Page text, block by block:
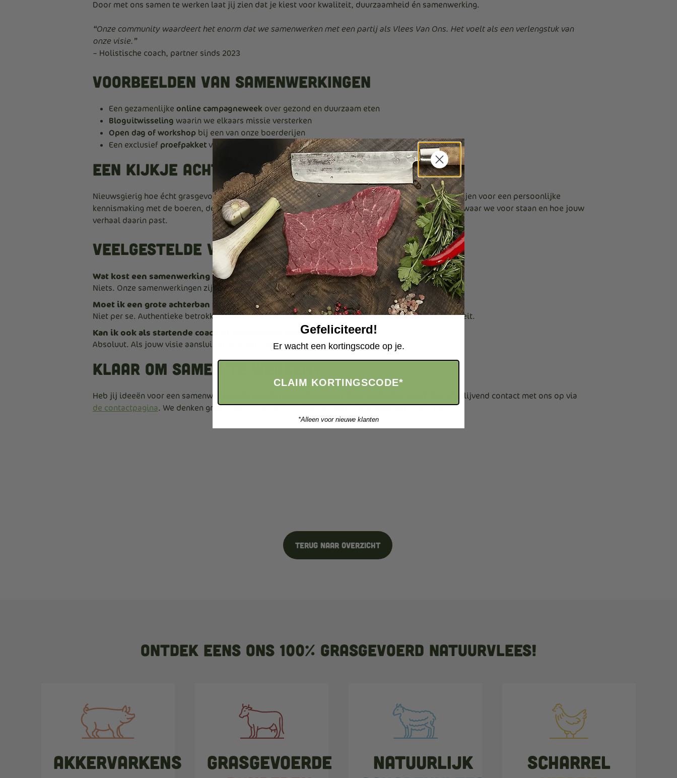
Door met ons samen te werken laat jij zien dat je kiest voor kwaliteit, duurzaamheid én samenwerking.
“Onze community waardeert het enorm dat we samenwerken met een partij als Vlees Van Ons. Het voelt als een verlengstuk van
onze visie.”
– Holistische coach, partner sinds 2023
Voorbeelden van samenwerkingen
Een gezamenlijke online campagneweekover gezond en duurzaam eten
Bloguitwisseling waarin we elkaars missie versterken
Open dag of workshop bij een van onze boerderijen
Een exclusief proefpakketvoor jouw klanten of volgers
Een kijkje achter de schermen
Nieuwsgierig hoe écht grasgevoerd vlees wordt geproduceerd? We nodigen je uit op onze boerderijen voor een persoonlijke
kennismaking met de boeren, de dieren en de manier waarop wij werken. Zo ervaar je van dichtbij waar we voor staan en hoe jouw
verhaal daarin past.
Veelgestelde vragen (FAQ)
Wat kost een samenwerking met Vlees Van Ons?
Niets. Onze samenwerkingen zijn coöperatief en gebaseerd op waarde-uitwisseling, niet op geld.
Moet ik een grote achterban hebben?
Niet per se. Authentieke betrokkenheid vinden wij belangrijker dan bereik. Kwaliteit boven kwantiteit.
Kan ik ook als startende coach of ondernemer samenwerken?
Absoluut. Als jouw visie aansluit bij die van ons, gaan we graag in gesprek.
Klaar om samen te werken?
Heb jij ideeën voor een samenwerking die past bij jouw doelgroep én onze missie? Neem dan vrijblijvend contact met ons op via
de contactpagina. We denken graag mee en zetten de koffie (en een stukje vlees 😉) alvast klaar.
Terug naar overzicht
Ontdek eens ons 100% grasgevoerd natuurvlees!
Akkervarkens
Grasgevoerde
Natuurlijk
Scharrel
Gefeliciteerd!
Er wacht een kortingscode op je.
CLAIM KORTINGSCODE*
*Alleen voor nieuwe klanten